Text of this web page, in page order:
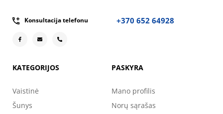
Konsultacija telefonu +370 652 64928
KATEGORIJOS
Vaistinė
Šunys
PASKYRA
Mano profilis
Norų sąrašas